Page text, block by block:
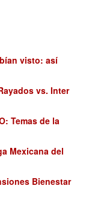
visto: así
vs. Inter
Temas de la
Mexicana del
Bienestar